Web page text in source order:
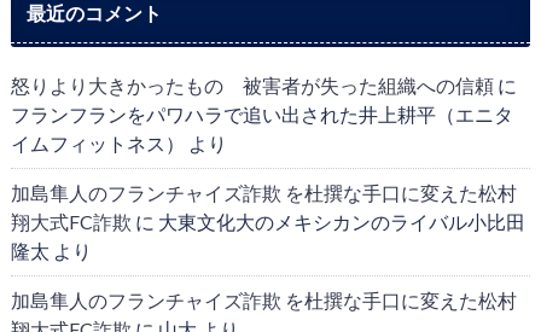
最近のコメント
怒りより大きかったもの 被害者が失った組織への信頼に
フランフランをパワハラで追い出された井上耕平（エニタ
イムフィットネス）
より
加島隼人のフランチャイズ詐欺 を杜撰な手口に変えた松村
翔大式FC詐欺 に 大東文化大のメキシカンのライバル小比田
隆太 より
加島隼人のフランチャイズ詐欺 を杜撰な手口に変えた松村